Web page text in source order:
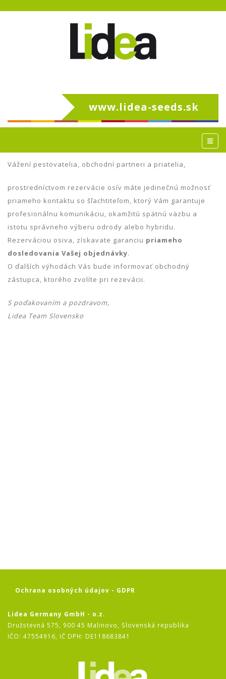
www.lidea-seeds.sk
Vážení pestovatelia, obchodní partneri a priatelia,
prostredníctvom rezervácie osív máte jedinečnú možnosť
priameho kontaktu so šľachtiteľom, ktorý Vám garantuje
profesionálnu komunikáciu, okamžitú spätnú väzbu a
istotu správneho výberu odrody alebo hybridu.
Rezerváciou osiva, získavate garanciu priameho
dosledovania Vašej objednávky.
O ďalších výhodách Vás bude informovať obchodný
zástupca, ktorého zvolíte pri rezevácii.
S poďakovaním a pozdravom,
Lidea Team Slovensko
Ochrana osobných údajov - GDPR
Lidea Germany GmbH - o.z.
Družstevná 575, 900 45 Malinovo, Slovenská republika
IČO: 47554916, IČ DPH: DE118683841